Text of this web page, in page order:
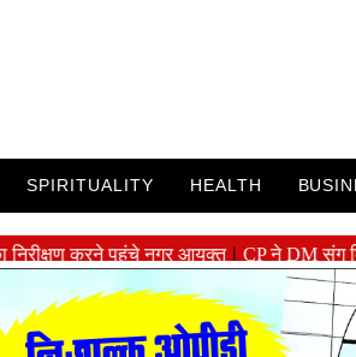
SPIRITUALITY HEALTH